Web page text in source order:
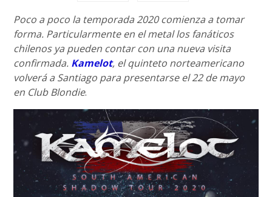
Poco a poco la temporada 2020 comienza a tomar
forma. Particularmente en el metal los fanáticos
chilenos ya pueden contar con una nueva visita
confirmada. Kamelot, el quinteto norteamericano
volverá a Santiago para presentarse el 22 de mayo
en Club Blondie.